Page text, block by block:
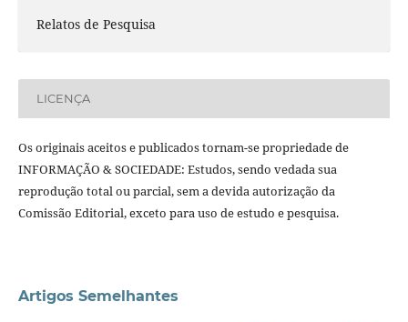
Relatos de Pesquisa
LICENÇA
Os originais aceitos e publicados tornam-se propriedade de
INFORMAÇÃO & SOCIEDADE: Estudos, sendo vedada sua
reprodução total ou parcial, sem a devida autorização da
Comissão Editorial, exceto para uso de estudo e pesquisa.
Artigos Semelhantes